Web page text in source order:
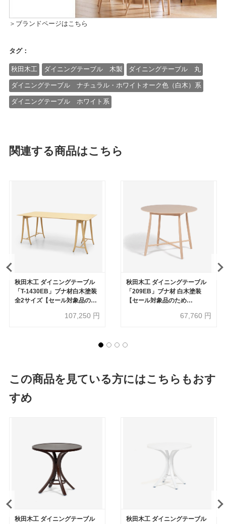
＞ブランドページはこちら
タグ：
秋田木工 ダイニングテーブル 木製 ダイニングテーブル 丸
ダイニングテーブル ナチュラル・ホワイトオーク色（白木）系
ダイニングテーブル ホワイト系
関連する商品はこちら
秋田木工 ダイニングテーブル
「T-1430EB」ブナ材白木塗装
全2サイズ【セール対象品のた
107,250 円
秋田木工 ダイニングテーブル
「209EB」ブナ材 白木塗装
【セール対象品のため
67,760 円
この商品を見ている方にはこちらもおす
すめ
秋田木工 ダイニングテーブル
秋田木工 ダイニングテーブル